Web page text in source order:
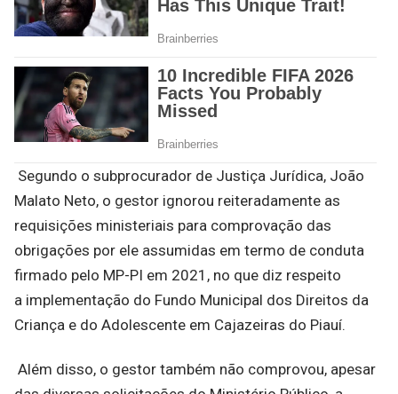
Segundo o subprocurador de Justiça Jurídica, João
Malato Neto, o gestor ignorou reiteradamente as
requisições ministeriais para comprovação das
obrigações por ele assumidas em termo de conduta
firmado pelo MP-PI em 2021, no que diz respeito
a implementação do Fundo Municipal dos Direitos da
Criança e do Adolescente em Cajazeiras do Piauí.
Além disso, o gestor também não comprovou, apesar